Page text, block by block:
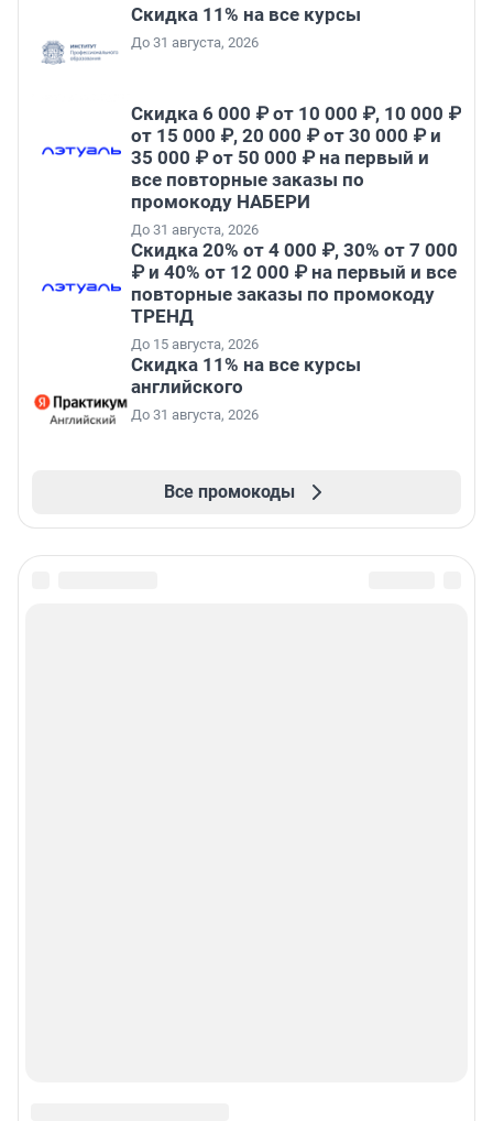
Скидка 11% на все курсы
До 31 августа, 2026
Скидка 6 000 ₽ от 10 000 ₽, 10 000 ₽
от 15 000 ₽, 20 000 ₽ от 30 000 ₽ и
35 000 ₽ от 50 000 ₽ на первый и
все повторные заказы по
промокоду НАБЕРИ
До 31 августа, 2026
Скидка 20% от 4 000 ₽, 30% от 7 000
₽ и 40% от 12 000 ₽ на первый и все
повторные заказы по промокоду
ТРЕНД
До 15 августа, 2026
Скидка 11% на все курсы
английского
До 31 августа, 2026
Все промокоды